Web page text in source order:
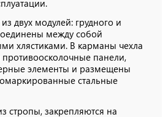
двух модулей: грудного и
между собой
хлястиками. В карманы чехла
панели,
элементы и размещены
стальные
стропы, закрепляются на